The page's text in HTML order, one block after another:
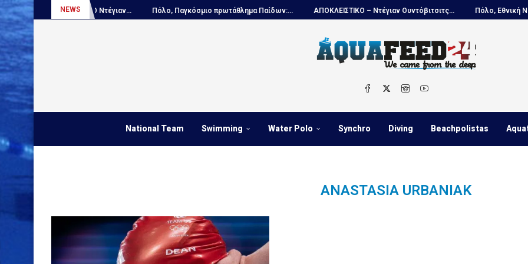
NEWS
ΑΠΟΚΛΕΙΣΤΙΚΟ – Ο Ντέγιαν... Πόλο, Παγκόσμιο πρωτάθλημα Παίδων:... ΑΠΟΚΛΕΙΣΤΙΚΟ – Ντέγιαν Ουντόβιτσιτς... Πόλο, Εθνική Νέων
National Team Swimming Water Polo Synchro Diving Beachpolistas
ANASTASIA URBANIAK